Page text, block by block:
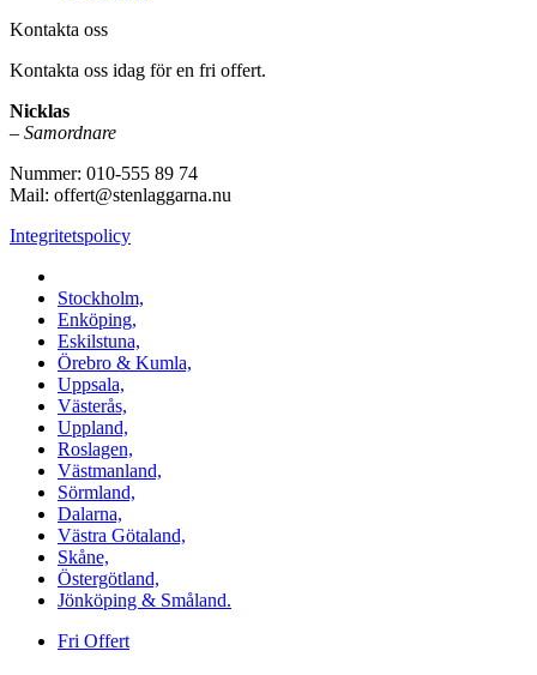
Kontakta oss
Kontakta oss idag för en fri offert.
Nicklas
– Samordnare
Nummer: 010-555 89 74
Mail: offert@stenlaggarna.nu
Integritetspolicy
Stockholm,
Enköping,
Eskilstuna,
Örebro & Kumla,
Uppsala,
Västerås,
Uppland,
Roslagen,
Västmanland,
Sörmland,
Dalarna,
Västra Götaland,
Skåne,
Östergötland,
Jönköping & Småland.
Fri Offert